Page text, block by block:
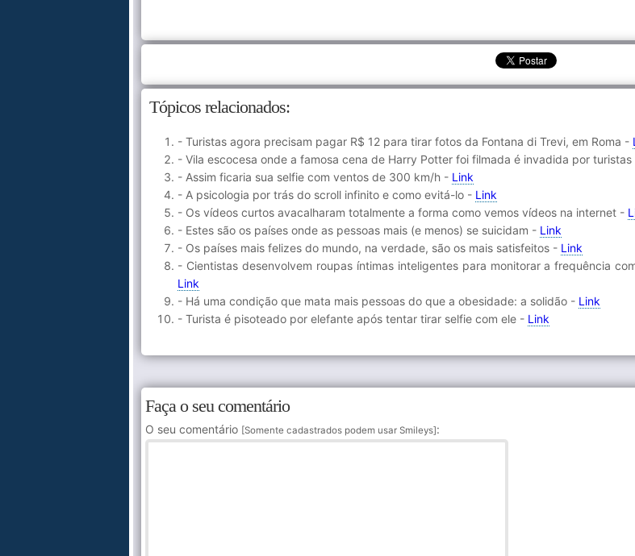
Tópicos relacionados:
- Turistas agora precisam pagar R$ 12 para tirar fotos da Fontana di Trevi, em Roma -
- Vila escocesa onde a famosa cena de Harry Potter foi filmada é invadida por
- Assim ficaria sua selfie com ventos de 300 km/h - Link
- A psicologia por trás do scroll infinito e como evitá-lo - Link
- Os vídeos curtos avacalharam totalmente a forma como vemos vídeos na internet -
- Estes são os países onde as pessoas mais (e menos) se suicidam - Link
- Os países mais felizes do mundo, na verdade, são os mais satisfeitos - Link
- Cientistas desenvolvem roupas íntimas inteligentes para monitorar a frequência
Link
- Há uma condição que mata mais pessoas do que a obesidade: a solidão - Link
- Turista é pisoteado por elefante após tentar tirar selfie com ele - Link
Faça o seu comentário
O seu comentário [Somente cadastrados podem usar Smileys]: